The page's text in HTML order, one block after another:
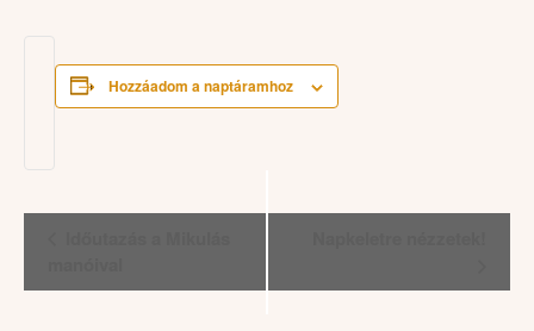
Hozzáadom a naptáramhoz
Esemény